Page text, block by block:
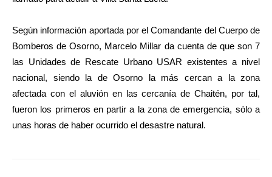
Según información aportada por el Comandante del Cuerpo de
Bomberos de Osorno, Marcelo Millar da cuenta de que son 7
las Unidades de Rescate Urbano USAR existentes a nivel
nacional, siendo la de Osorno la más cercan a la zona
afectada con el aluvión en las cercanía de Chaitén, por tal,
fueron los primeros en partir a la zona de emergencia, sólo a
unas horas de haber ocurrido el desastre natural.